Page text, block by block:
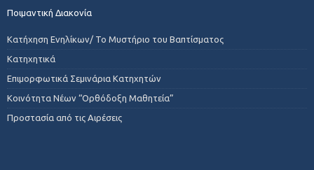
Ποιμαντική Διακονία
Κατήχηση Ενηλίκων/ Το Μυστήριο του Βαπτίσματος
Κατηχητικά
Επιμορφωτικά Σεμινάρια Κατηχητών
Κοινότητα Νέων “Ορθόδοξη Μαθητεία”
Προστασία από τις Αιρέσεις